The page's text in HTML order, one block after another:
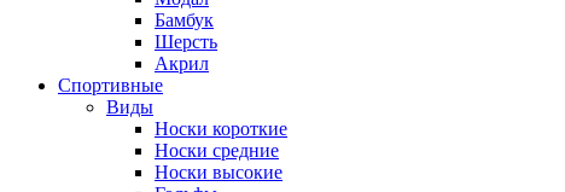
Бамбук
Шерсть
Акрил
Спортивные
Виды
Носки короткие
Носки средние
Носки высокие